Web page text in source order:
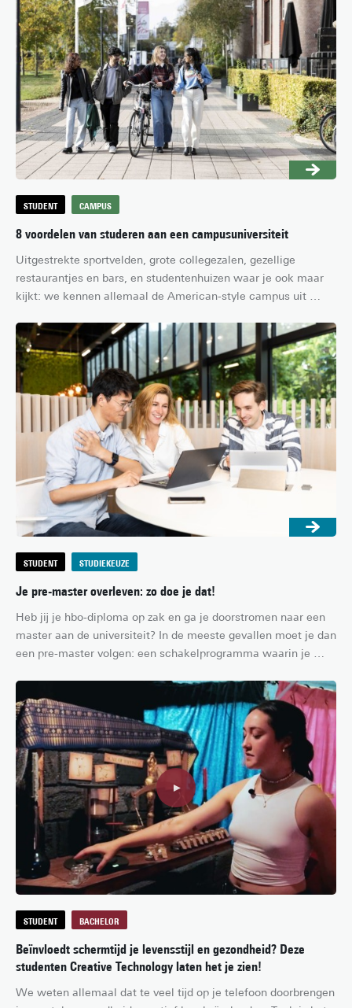
samenwerkings- en communicatiespel. Nu, anderhalf jaar
later, hebben ze hun spel gepresenteerd tijdens Dutch Design
Week 2024.
STUDENT CAMPUS
8 voordelen van studeren aan een campusuniversiteit
Uitgestrekte sportvelden, grote collegezalen, gezellige
restaurantjes en bars, en studentenhuizen waar je ook maar
kijkt: we kennen allemaal de American-style campus uit
megagezellig én handig, want alles wat je als student maar
nodig hebt is binnen handbereik. Gelukkig hoef je niet naar de
VS om die ervaring mee te maken: de Universiteit Twente
biedt je diezelfde campusbeleving! In dit artikel zetten we de
voordelen voor je op een rijtje.
STUDENT STUDIEKEUZE
Je pre-master overleven: zo doe je dat!
Heb jij je hbo-diploma op zak en ga je doorstromen naar een
master aan de universiteit? In de meeste gevallen moet je dan
een pre-master volgen: een schakelprogramma waarin je
Dit betekent dat je in korte tijd veel nieuwe kennis en
vaardigheden gaat leren, wat soms best pittig kan zijn.
Gelukkig zijn vele andere studenten je voorgegaan! In dit
artikel zetten we zeven tips voor het behalen van je pre-
master op een rijtje.
STUDENT BACHELOR
Beïnvloedt schermtijd je levensstijl en gezondheid? Deze
studenten Creative Technology laten het je zien!
We weten allemaal dat te veel tijd op je telefoon doorbrengen